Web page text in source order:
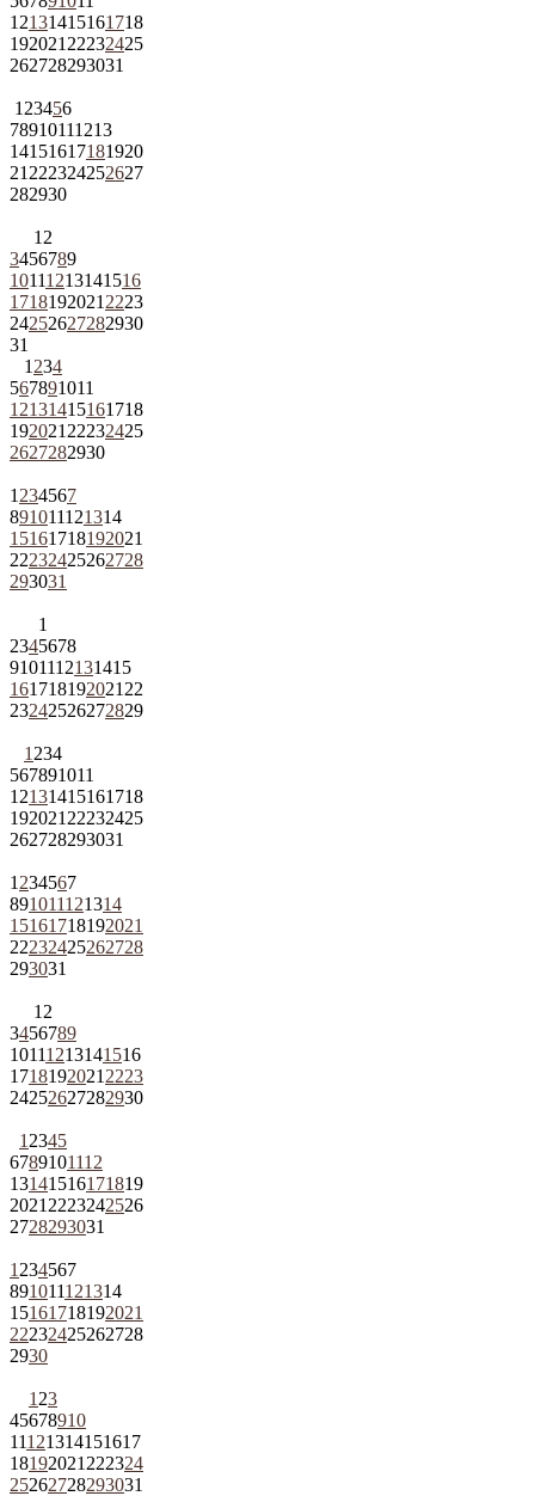
12131415161718
192021 22232425
262728293031
1 23456
78910111213
14151617181920
21 222324252627
282930
1 2
3456789
10111213141516
1718192021 2223
24252627282930
31
1 234
567891011
12131415161718
192021 22232425
2627282930
1 234567
891011121314
15161718192021
22232425262728
293031
1
2345678
9101112131415
161718192021 22
23242526272829
1 234
567891011
12131415161718
192021 22232425
262728293031
1 234567
891011121314
15161718192021
22232425262728
293031
1 2
3456789
10111213141516
1718192021 2223
24252627282930
1 2345
6789101112
13141516171819
2021 2223242526
2728293031
1 234567
891011121314
15161718192021
22232425262728
2930
1 23
45678910
11121314151617
18192021 222324
25262728293031